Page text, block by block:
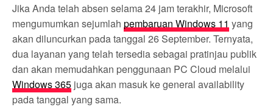
Jika Anda telah absen selama 24 jam terakhir, Microsoft
mengumumkan sejumlahpembaruan Windows 11 yang
akan diluncurkan pada tanggal 26 September. Ternyata,
dua layanan yang telah tersedia sebagai pratinjau publik
dan akan memudahkan penggunaan PC Cloud melalui
Windows 365 juga akan masuk ke general availability
pada tanggal yang sama.